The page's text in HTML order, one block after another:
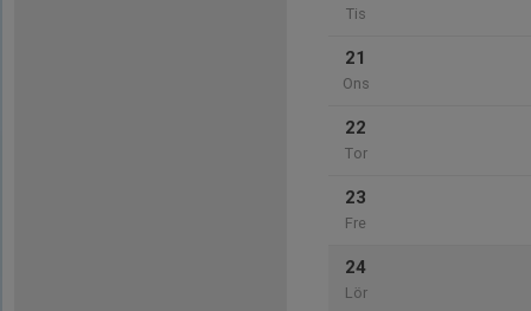
Tis
21
Ons
22
Tor
23
Fre
24
Lör